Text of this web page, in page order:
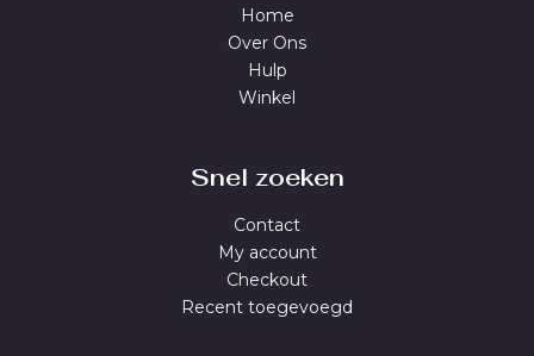
Home
Over Ons
Hulp
Winkel
Snel zoeken
Contact
My account
Checkout
Recent toegevoegd